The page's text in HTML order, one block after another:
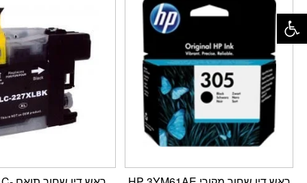
פתח סרגל נגישות